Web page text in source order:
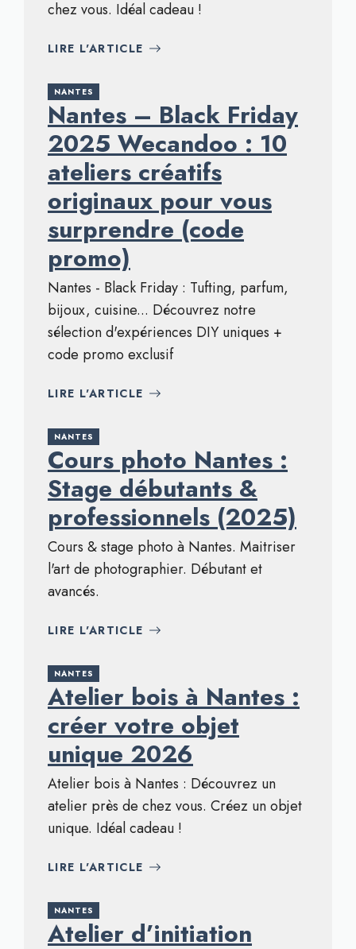
chez vous. Idéal cadeau !
LIRE L'ARTICLE
NANTES
Nantes – Black Friday
2025 Wecandoo : 10
ateliers créatifs
originaux pour vous
surprendre (code
promo)
Nantes - Black Friday : Tufting, parfum,
bijoux, cuisine... Découvrez notre
sélection d'expériences DIY uniques +
code promo exclusif
LIRE L'ARTICLE
NANTES
Cours photo Nantes :
Stage débutants &
professionnels (2025)
Cours & stage photo à Nantes. Maitriser
l'art de photographier. Débutant et
avancés.
LIRE L'ARTICLE
NANTES
Atelier bois à Nantes :
créer votre objet
unique 2026
Atelier bois à Nantes : Découvrez un
atelier près de chez vous. Créez un objet
unique. Idéal cadeau !
LIRE L'ARTICLE
NANTES
Atelier d’initiation